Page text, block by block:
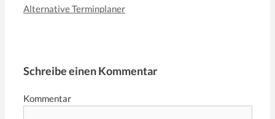
Alternative Terminplaner
Schreibe einen Kommentar
Kommentar